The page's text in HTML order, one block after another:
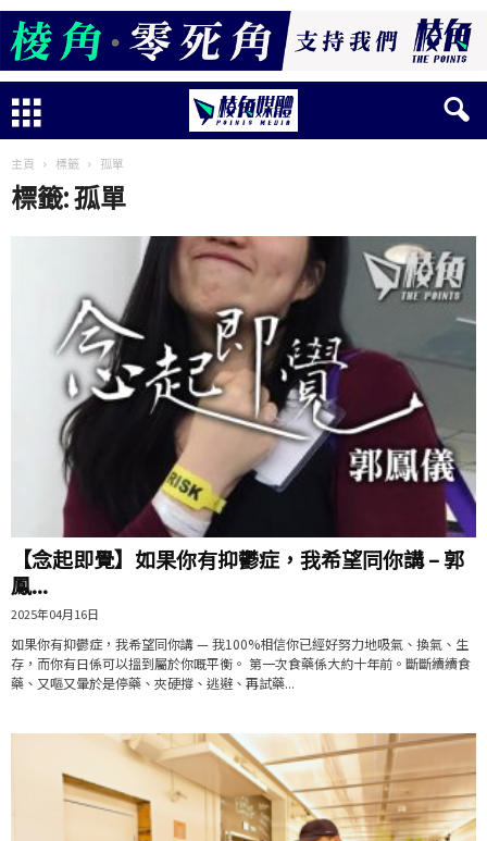
主頁 標籤 孤單
標籤: 孤單
【念起即覺】如果你有抑鬱症，我希望同你講 – 郭
鳳...
2025年04月16日
如果你有抑鬱症，我希望同你講 — 我100%相信你已經好努力地吸氣、換氣、生
存，而你有日係可以搵到屬於你嘅平衡。 第一次食藥係大約十年前。斷斷續續食
藥、又嘔又暈於是停藥、夾硬撐、逃避、再試藥...